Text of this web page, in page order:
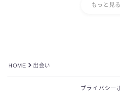
もっと見る
HOME 出会い
プライバシー